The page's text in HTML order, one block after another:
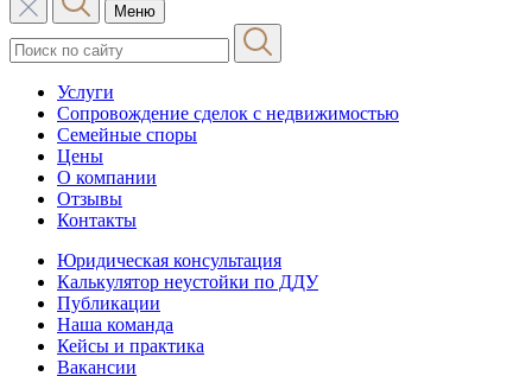
Меню
Услуги
Сопровождение сделок с недвижимостью
Семейные споры
Цены
О компании
Отзывы
Контакты
Юридическая консультация
Калькулятор неустойки по ДДУ
Публикации
Наша команда
Кейсы и практика
Вакансии